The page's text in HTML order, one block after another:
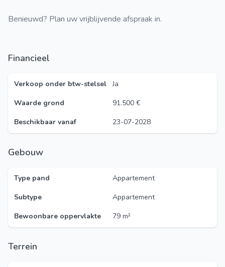
Benieuwd? Plan uw vrijblijvende afspraak in.
Financieel
Verkoop onder btw-stelsel
Ja
Waarde grond
91.500 €
Beschikbaar vanaf
23-07-2028
Gebouw
Type pand
Appartement
Subtype
Appartement
Bewoonbare oppervlakte
79 m²
Terrein